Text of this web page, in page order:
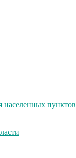
населенных пунктов